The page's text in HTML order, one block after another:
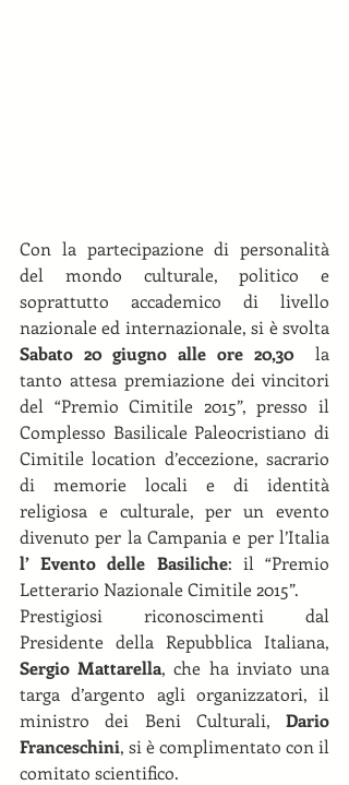
Con la partecipazione di personalità
del mondo culturale, politico e
soprattutto accademico di livello
Sabato 20 giugno alle ore 20,30
  la
tanto attesa premiazione dei vincitori
del “Premio Cimitile 2015”, presso il
Complesso Basilicale Paleocristiano di
Cimitile location d’eccezione, sacrario
di memorie locali e di identità
religiosa e culturale, per un evento
l’ Evento delle Basiliche: il “Premio
Letterario Nazionale Cimitile 2015”.
Prestigiosi riconoscimenti dal
Sergio Mattarella, che ha inviato una
targa d’argento agli organizzatori, il
ministro dei Beni Culturali, Dario
Franceschini, si è complimentato con il
comitato scientifico.